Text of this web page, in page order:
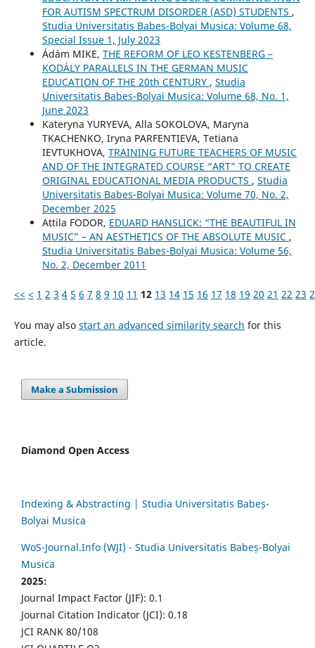
FOR AUTISM SPECTRUM DISORDER (ASD) STUDENTS ,
Studia Universitatis Babes-Bolyai Musica: Volume 68,
Special Issue 1, July 2023
Ádám MIKE, THE REFORM OF LEO KESTENBERG –
KODÁLY PARALLELS IN THE GERMAN MUSIC
EDUCATION OF THE 20th CENTURY , Studia
Universitatis Babes-Bolyai Musica: Volume 68, No. 1,
June 2023
Kateryna YURYEVA, Alla SOKOLOVA, Maryna
TKACHENKO, Iryna PARFENTIEVA, Tetiana
IEVTUKHOVA, TRAINING FUTURE TEACHERS OF MUSIC
AND OF THE INTEGRATED COURSE “ART” TO CREATE
ORIGINAL EDUCATIONAL MEDIA PRODUCTS , Studia
Universitatis Babes-Bolyai Musica: Volume 70, No. 2,
December 2025
Attila FODOR, EDUARD HANSLICK: “THE BEAUTIFUL IN
MUSIC” – AN AESTHETICS OF THE ABSOLUTE MUSIC ,
Studia Universitatis Babes-Bolyai Musica: Volume 56,
No. 2, December 2011
<< < 1 2 3 4 5 6 7 8 9 10 11 12 13 14 15 16 17 18 19 20 21 22 23
You may also start an advanced similarity search for this
article.
Make a Submission
Diamond Open Access
Indexing & Abstracting | Studia Universitatis Babeș-
Bolyai Musica
WoS-Journal.Info (WJI) - Studia Universitatis Babeș-Bolyai
Musica
2025:
Journal Impact Factor (JIF): 0.1
Journal Citation Indicator (JCI): 0.18
JCI RANK 80/108